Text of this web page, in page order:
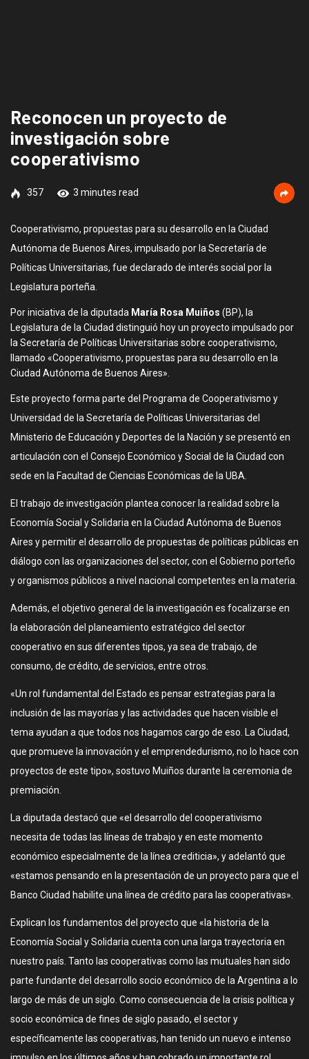
Reconocen un proyecto de
investigación sobre
cooperativismo
357 3 minutes read
Cooperativismo, propuestas para su desarrollo en la Ciudad
Autónoma de Buenos Aires, impulsado por la Secretaría de
Políticas Universitarias, fue declarado de interés social por la
Legislatura porteña.
Por iniciativa de la diputada María Rosa Muiños (BP), la
Legislatura de la Ciudad distinguió hoy un proyecto impulsado por
la Secretaría de Políticas Universitarias sobre cooperativismo,
llamado «Cooperativismo, propuestas para su desarrollo en la
Ciudad Autónoma de Buenos Aires».
Este proyecto forma parte del Programa de Cooperativismo y
Universidad de la Secretaría de Políticas Universitarias del
Ministerio de Educación y Deportes de la Nación y se presentó en
articulación con el Consejo Económico y Social de la Ciudad con
sede en la Facultad de Ciencias Económicas de la UBA.
El trabajo de investigación plantea conocer la realidad sobre la
Economía Social y Solidaria en la Ciudad Autónoma de Buenos
Aires y permitir el desarrollo de propuestas de políticas públicas en
diálogo con las organizaciones del sector, con el Gobierno porteño
y organismos públicos a nivel nacional competentes en la materia.
Además, el objetivo general de la investigación es focalizarse en
la elaboración del planeamiento estratégico del sector
cooperativo en sus diferentes tipos, ya sea de trabajo, de
consumo, de crédito, de servicios, entre otros.
«Un rol fundamental del Estado es pensar estrategias para la
inclusión de las mayorías y las actividades que hacen visible el
tema ayudan a que todos nos hagamos cargo de eso. La Ciudad,
que promueve la innovación y el emprendedurismo, no lo hace con
proyectos de este tipo», sostuvo Muiños durante la ceremonia de
premiación.
La diputada destacó que «el desarrollo del cooperativismo
necesita de todas las líneas de trabajo y en este momento
económico especialmente de la línea crediticia», y adelantó que
«estamos pensando en la presentación de un proyecto para que el
Banco Ciudad habilite una línea de crédito para las cooperativas».
Explican los fundamentos del proyecto que «la historia de la
Economía Social y Solidaria cuenta con una larga trayectoria en
nuestro país. Tanto las cooperativas como las mutuales han sido
parte fundante del desarrollo socio económico de la Argentina a lo
largo de más de un siglo. Como consecuencia de la crisis política y
socio económica de fines de siglo pasado, el sector y
específicamente las cooperativas, han tenido un nuevo e intenso